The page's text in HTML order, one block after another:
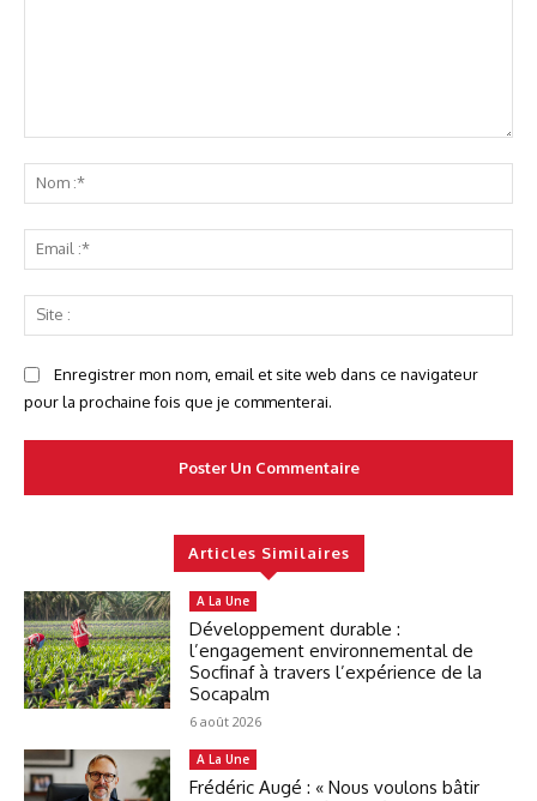
:*
:*
:
Enregistrer mon nom, email et site web dans ce navigateur
pour la prochaine fois que je commenterai.
Articles Similaires
A La Une
Développement durable :
l’engagement environnemental de
Socfinaf à travers l’expérience de la
Socapalm
6 août 2026
A La Une
Frédéric Augé : « Nous voulons bâtir